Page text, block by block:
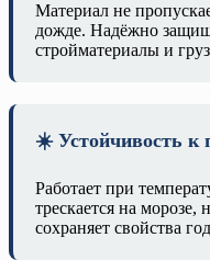
Материал не
дожде. Надёжно
стройматериалы и
☀️ Устойчивость к
Работает при
трескается на морозе,
сохраняет свойства